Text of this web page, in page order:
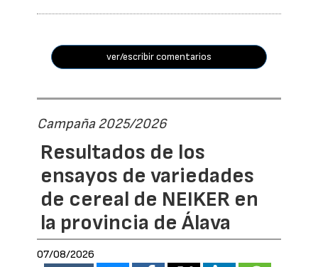
ver/escribir comentarios
Campaña 2025/2026
Resultados de los
ensayos de variedades
de cereal de NEIKER en
la provincia de Álava
07/08/2026